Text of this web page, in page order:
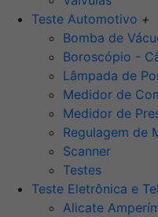
Teste Automotivo +
Bomba de
Boroscópio -
Lâmpada de
Medidor de
Medidor de
Regulagem de
Scanner
Testes
Teste Eletrônica e
Alicate